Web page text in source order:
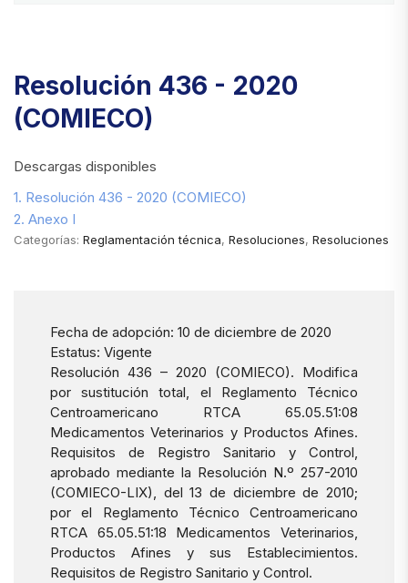
Resolución 436 - 2020
(COMIECO)
Descargas disponibles
1. Resolución 436 - 2020 (COMIECO)
2. Anexo I
Categorías: Reglamentación técnica, Resoluciones, Resoluciones
Fecha de adopción: 10 de diciembre de 2020
Estatus: Vigente
Resolución 436 – 2020 (COMIECO). Modifica
por sustitución total, el Reglamento Técnico
Centroamericano RTCA 65.05.51:08
Medicamentos Veterinarios y Productos Afines.
Requisitos de Registro Sanitario y Control,
aprobado mediante la Resolución N.º 257-2010
(COMIECO-LIX), del 13 de diciembre de 2010;
por el Reglamento Técnico Centroamericano
RTCA 65.05.51:18 Medicamentos Veterinarios,
Productos Afines y sus Establecimientos.
Requisitos de Registro Sanitario y Control.